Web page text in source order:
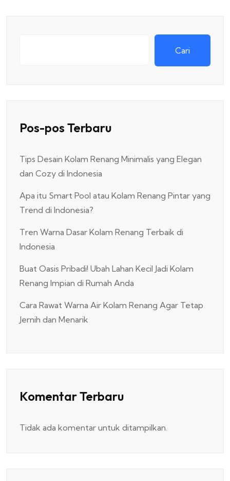
Cari
Pos-pos Terbaru
Tips Desain Kolam Renang Minimalis yang Elegan
dan Cozy di Indonesia
Apa itu Smart Pool atau Kolam Renang Pintar yang
Trend di Indonesia?
Tren Warna Dasar Kolam Renang Terbaik di
Indonesia
Buat Oasis Pribadi! Ubah Lahan Kecil Jadi Kolam
Renang Impian di Rumah Anda
Cara Rawat Warna Air Kolam Renang Agar Tetap
Jernih dan Menarik
Komentar Terbaru
Tidak ada komentar untuk ditampilkan.